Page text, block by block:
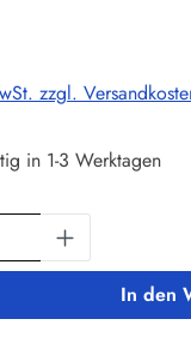
zzgl.
in 1-3 Werktagen
Gib
In den